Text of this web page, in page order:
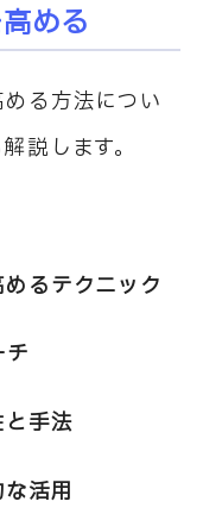
める
る方法につい
説します。
るテクニック
と手法
活用